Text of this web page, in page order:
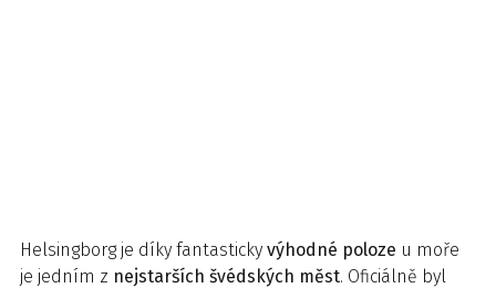
Helsingborg je díky fantasticky výhodné poloze u moře
je jedním z nejstarších švédských měst. Oficiálně byl